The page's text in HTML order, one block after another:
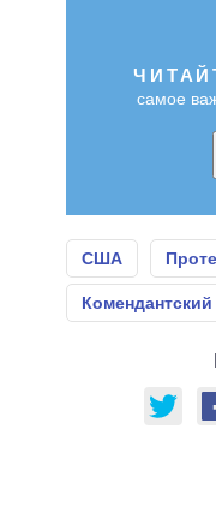
самое
США
Комендантский